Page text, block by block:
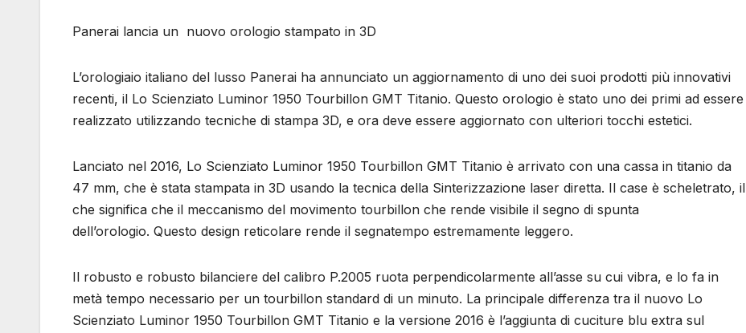
Panerai lancia un nuovo orologio stampato in 3D
L’orologiaio italiano del lusso Panerai ha annunciato un aggiornamento di uno dei suoi prodotti più innovativi
recenti, il Lo Scienziato Luminor 1950 Tourbillon GMT Titanio. Questo orologio è stato uno dei primi ad essere
realizzato utilizzando tecniche di stampa 3D, e ora deve essere aggiornato con ulteriori tocchi estetici.
Lanciato nel 2016, Lo Scienziato Luminor 1950 Tourbillon GMT Titanio è arrivato con una cassa in titanio da
47 mm, che è stata stampata in 3D usando la tecnica della Sinterizzazione laser diretta. Il case è scheletrato, il
che significa che il meccanismo del movimento tourbillon che rende visibile il segno di spunta
dell’orologio. Questo design reticolare rende il segnatempo estremamente leggero.
Il robusto e robusto bilanciere del calibro P.2005 ruota perpendicolarmente all’asse su cui vibra, e lo fa in
metà tempo necessario per un tourbillon standard di un minuto. La principale differenza tra il nuovo Lo
Scienziato Luminor 1950 Tourbillon GMT Titanio e la versione 2016 è l’aggiunta di cuciture blu extra sul